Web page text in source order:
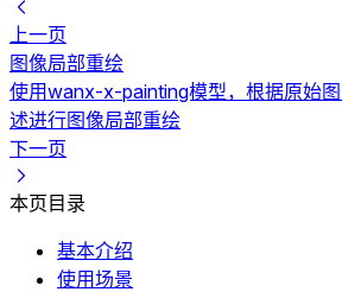
上一页
图像局部重绘
使用wanx-x-painting模型，根据原始
述进行图像局部重绘
下一页
本页目录
基本介绍
使用场景